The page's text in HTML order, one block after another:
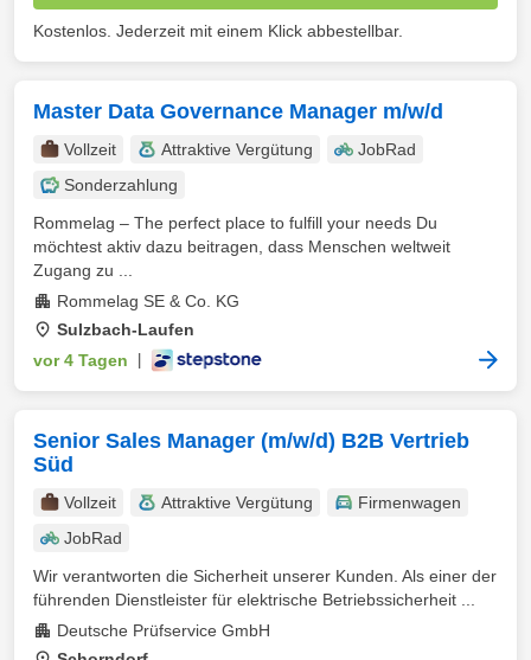
Kostenlos. Jederzeit mit einem Klick abbestellbar.
Master Data Governance Manager m/w/d
Vollzeit Attraktive Vergütung
JobRad
Sonderzahlung
Rommelag – The perfect place to fulfill your needs Du
möchtest aktiv dazu beitragen, dass Menschen weltweit
Zugang zu ...
Rommelag SE & Co. KG
Sulzbach-Laufen
vor 4 Tagen
Senior Sales Manager (m/w/d) B2B Vertrieb
Süd
Vollzeit Attraktive Vergütung
Firmenwagen
JobRad
Wir verantworten die Sicherheit unserer Kunden. Als einer der
führenden Dienstleister für elektrische Betriebssicherheit ...
Deutsche Prüfservice GmbH